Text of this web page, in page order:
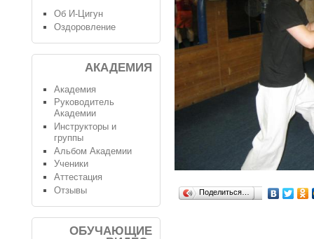
Поделиться…
Об И-Цигун
Оздоровление
АКАДЕМИЯ
Академия
Руководитель
Академии
Инструкторы и
группы
Альбом Академии
Ученики
Аттестация
Отзывы
ОБУЧАЮЩИЕ